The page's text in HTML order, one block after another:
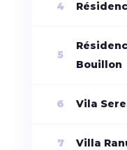
4
5
Bouillon
6 Vila
7 Villa